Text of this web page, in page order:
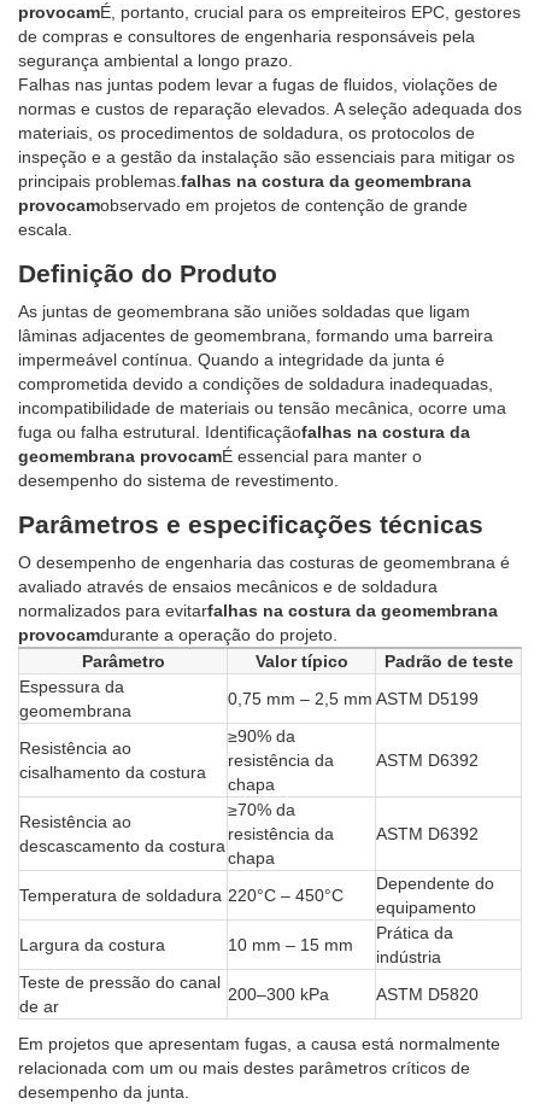
provocamÉ, portanto, crucial para os empreiteiros EPC, gestores
de compras e consultores de engenharia responsáveis ​​pela
segurança ambiental a longo prazo.
Falhas nas juntas podem levar a fugas de fluidos, violações de
normas e custos de reparação elevados. A seleção adequada dos
materiais, os procedimentos de soldadura, os protocolos de
inspeção e a gestão da instalação são essenciais para mitigar os
principais problemas. falhas na costura da geomembrana
provocamobservado em projetos de contenção de grande
escala.
Definição do Produto
As juntas de geomembrana são uniões soldadas que ligam
lâminas adjacentes de geomembrana, formando uma barreira
impermeável contínua. Quando a integridade da junta é
comprometida devido a condições de soldadura inadequadas,
incompatibilidade de materiais ou tensão mecânica, ocorre uma
fuga ou falha estrutural. Identificaçãofalhas na costura da
geomembrana provocamÉ essencial para manter o
desempenho do sistema de revestimento.
Parâmetros e especificações técnicas
O desempenho de engenharia das costuras de geomembrana é
avaliado através de ensaios mecânicos e de soldadura
normalizados para evitarfalhas na costura da geomembrana
provocamdurante a operação do projeto.
Parâmetro
Valor típico
Padrão de teste
Espessura da
geomembrana
0,75 mm – 2,5 mm ASTM D5199
Resistência ao
cisalhamento da costura
≥90% da
resistência da
chapa
ASTM D6392
Resistência ao
descascamento da costura
≥70% da
resistência da
chapa
ASTM D6392
Temperatura de soldadura 220°C – 450°C
Dependente do
equipamento
Largura da costura
10 mm – 15 mm
Prática da
indústria
Teste de pressão do canal
de ar
200–300 kPa ASTM D5820
Em projetos que apresentam fugas, a causa está normalmente
relacionada com um ou mais destes parâmetros críticos de
desempenho da junta.